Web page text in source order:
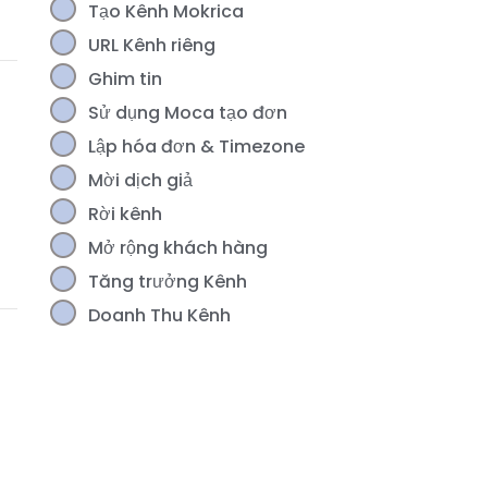
Tạo Kênh Mokrica
URL Kênh riêng
Ghim tin
Sử dụng Moca tạo đơn
Lập hóa đơn & Timezone
Mời dịch giả
Rời kênh
Mở rộng khách hàng
Tăng trưởng Kênh
Doanh Thu Kênh